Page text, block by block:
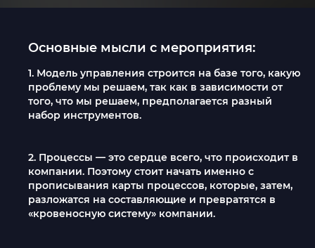
Основные мысли с мероприятия:
1. Модель управления строится на базе того, какую
проблему мы решаем, так как в зависимости от
того, что мы решаем, предполагается разный
набор инструментов.
2. Процессы — это сердце всего, что происходит в
компании. Поэтому стоит начать именно с
прописывания карты процессов, которые, затем,
разложатся на составляющие и превратятся в
«кровеносную систему» компании.